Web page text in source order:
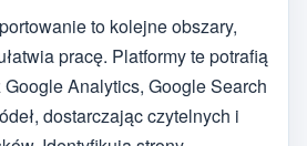
to kolejne obszary,
pracę. Platformy te potrafią
Analytics, Google Search
dostarczając czytelnych i